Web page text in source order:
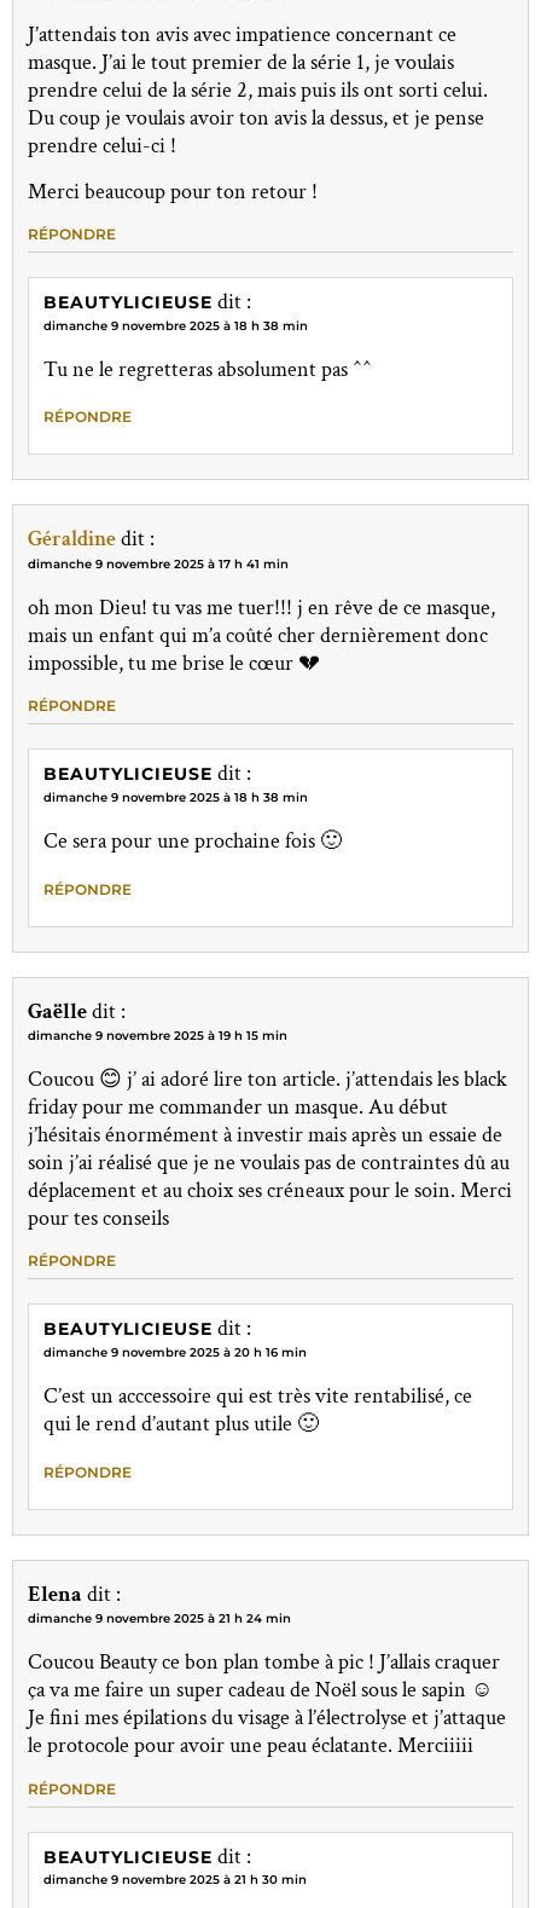
J’attendais ton avis avec impatience concernant ce
masque. J’ai le tout premier de la série 1, je voulais
prendre celui de la série 2, mais puis ils ont sorti celui.
Du coup je voulais avoir ton avis la dessus, et je pense
prendre celui-ci !
Merci beaucoup pour ton retour !
RÉPONDRE
BEAUTYLICIEUSE dit :
dimanche 9 novembre 2025 à 18 h 38 min
Tu ne le regretteras absolument pas ^^
RÉPONDRE
Géraldinedit :
dimanche 9 novembre 2025 à 17 h 41 min
oh mon Dieu! tu vas me tuer!!! j en rêve de ce masque,
mais un enfant qui m’a coûté cher dernièrement donc
impossible, tu me brise le cœur 💔
RÉPONDRE
BEAUTYLICIEUSE dit :
dimanche 9 novembre 2025 à 18 h 38 min
Ce sera pour une prochaine fois 🙂
RÉPONDRE
Gaëlledit :
dimanche 9 novembre 2025 à 19 h 15 min
Coucou 😊 j’ ai adoré lire ton article. j’attendais les black
friday pour me commander un masque. Au début
j’hésitais énormément à investir mais après un essaie de
soin j’ai réalisé que je ne voulais pas de contraintes dû au
déplacement et au choix ses créneaux pour le soin. Merci
pour tes conseils
RÉPONDRE
BEAUTYLICIEUSE dit :
dimanche 9 novembre 2025 à 20 h 16 min
C’est un acccessoire qui est très vite rentabilisé, ce
qui le rend d’autant plus utile 🙂
RÉPONDRE
Elena dit :
dimanche 9 novembre 2025 à 21 h 24 min
Coucou Beauty ce bon plan tombe à pic ! J’allais craquer
ça va me faire un super cadeau de Noël sous le sapin ☺️
Je fini mes épilations du visage à l’électrolyse et j’attaque
le protocole pour avoir une peau éclatante. Merciiiii
RÉPONDRE
BEAUTYLICIEUSE dit :
dimanche 9 novembre 2025 à 21 h 30 min